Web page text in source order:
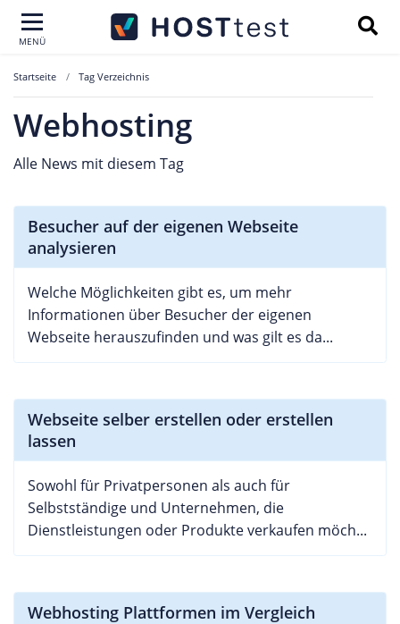
MENÜ
Startseite Tag Verzeichnis
Webhosting
Alle News mit diesem Tag
Besucher auf der eigenen Webseite
analysieren
Welche Möglichkeiten gibt es, um mehr
Informationen über Besucher der eigenen
Webseite herauszufinden und was gilt es da...
Webseite selber erstellen oder erstellen
lassen
Sowohl für Privatpersonen als auch für
Selbstständige und Unternehmen, die
Dienstleistungen oder Produkte verkaufen möch...
Webhosting Plattformen im Vergleich